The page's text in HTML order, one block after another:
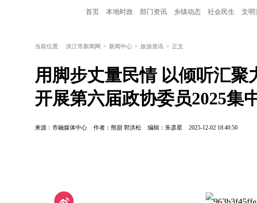
首页 本地时政 部门资讯 乡镇动态 社会民生 文明
当前位置: 洪江市新闻网 > 新闻中心 > 旅游资讯 > 正文
用脚步丈量民情 以倾听汇
开展第六届政协委员2025集
来源：市融媒体中心 作者：熊甜 郭洪松 编辑：朱彦星 2025-12-02 18:40:50